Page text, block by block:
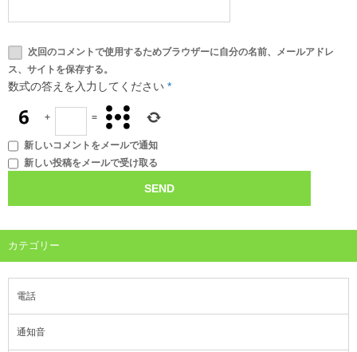
次回のコメントで使用するためブラウザーに自分の名前、メールアドレ
ス、サイトを保存する。
数式の答えを入力してください *
+ =
新しいコメントをメールで通知
新しい投稿をメールで受け取る
カテゴリー
電話
通知音